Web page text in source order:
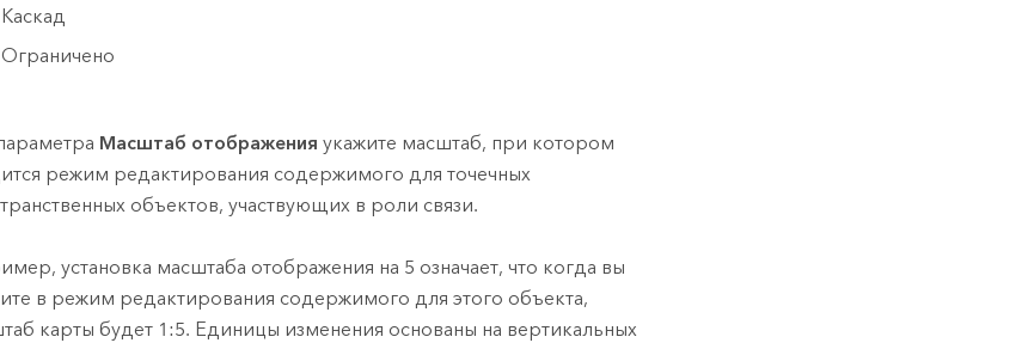
Каскад
Ограничено
Масштаб отображения укажите масштаб, при котором
режим редактирования содержимого для точечных
объектов, участвующих в роли связи.
установка масштаба отображения на 5 означает, что когда вы
в режим редактирования содержимого для этого объекта,
карты будет 1:5. Единицы изменения основаны на вертикальных